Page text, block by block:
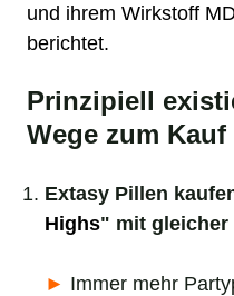
und ihrem Wirkstoff
berichtet.
Prinzipiell
Wege zum
Extasy Pillen
Highs" mit gleicher
► Immer mehr